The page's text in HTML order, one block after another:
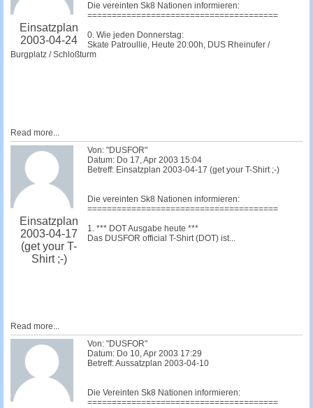
Einsatzplan
2003-04-24
Die vereinten Sk8 Nationen informieren:
=======================================
0. Wie jeden Donnerstag:
Skate Patroullie, Heute 20:00h, DUS Rheinufer /
Burgplatz / Schloßturm
Read more...
Einsatzplan
2003-04-17
(get your T-
Shirt ;-)
Von: "DUSFOR"
Datum: Do 17, Apr 2003 15:04
Betreff: Einsatzplan 2003-04-17 (get your T-Shirt ;-)
Die vereinten Sk8 Nationen informieren:
=======================================
1. *** DOT Ausgabe heute ***
Das DUSFOR official T-Shirt (DOT) ist...
Read more...
Von: "DUSFOR"
Datum: Do 10, Apr 2003 17:29
Betreff: Aussatzplan 2003-04-10
Die Vereinten Sk8 Nationen informieren:
=======================================